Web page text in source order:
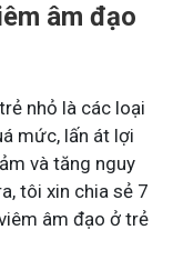
âm đạo
nhỏ là các loại
mức, lấn át lợi
và tăng nguy
tôi xin chia sẻ 7
âm đạo ở trẻ